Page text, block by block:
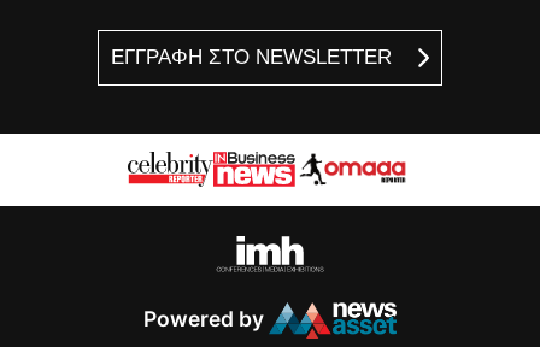
ΕΓΓΡΑΦΗ ΣΤΟ NEWSLETTER
Powered by